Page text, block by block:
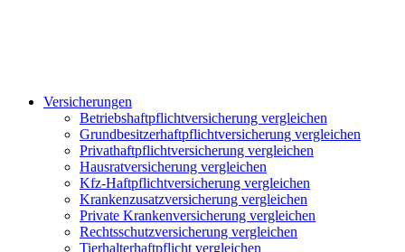
Versicherungen
Betriebshaftpflichtversicherung vergleichen
Grundbesitzerhaftpflichtversicherung vergleichen
Privathaftpflichtversicherung vergleichen
Hausratversicherung vergleichen
Kfz-Haftpflichtversicherung vergleichen
Krankenzusatzversicherung vergleichen
Private Krankenversicherung vergleichen
Rechtsschutzversicherung vergleichen
Tierhalterhaftpflicht vergleichen